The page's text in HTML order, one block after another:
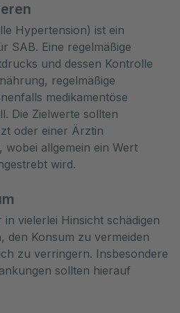
Hypertension) ist ein
SAB. Eine regelmäßige
und dessen Kontrolle
regelmäßige
medikamentöse
Die Zielwerte sollten
oder einer Ärztin
allgemein ein Wert
wird.
vielerlei Hinsicht schädigen
den Konsum zu vermeiden
zu verringern. Insbesondere
sollten hierauf